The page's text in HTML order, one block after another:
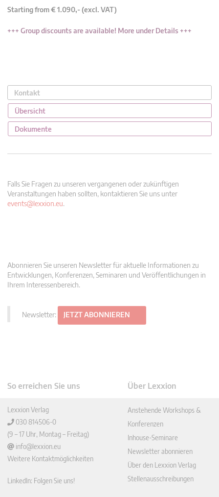
Starting from € 1.090,- (excl. VAT)
+++ Group discounts are available! More under Details +++
Kontakt
Übersicht
Dokumente
Falls Sie Fragen zu unseren vergangenen oder zukünftigen
Veranstaltungen haben sollten, kontaktieren Sie uns unter
events@lexxion.eu.
Abonnieren Sie unseren Newsletter für aktuelle Informationen zu
Entwicklungen, Konferenzen, Seminaren und Veröffentlichungen in
Ihrem Interessenbereich.
Newsletter: JETZT ABONNIEREN
So erreichen Sie uns
Lexxion Verlag
030 814506-0
(9 – 17 Uhr, Montag – Freitag)
info@lexxion.eu
Weitere Kontaktmöglichkeiten
LinkedIn: Folgen Sie uns!
Über Lexxion
Anstehende Workshops &
Konferenzen
Inhouse-Seminare
Newsletter abonnieren
Über den Lexxion Verlag
Stellenausschreibungen